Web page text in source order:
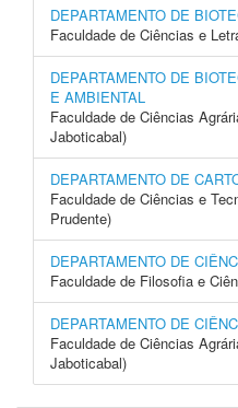
DEPARTAMENTO DE
Faculdade de Ciências e
DEPARTAMENTO DE
E AMBIENTAL
Faculdade de Ciências
Jaboticabal)
DEPARTAMENTO DE
Faculdade de Ciências e
Prudente)
DEPARTAMENTO DE
Faculdade de Filosofia e
DEPARTAMENTO DE
Faculdade de Ciências
Jaboticabal)